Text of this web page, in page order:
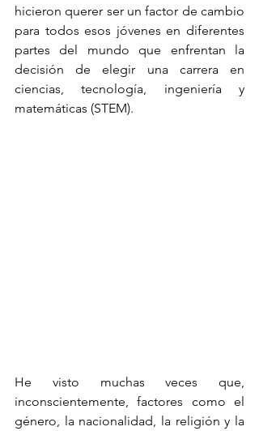
hicieron querer ser un factor de cambio
para todos esos jóvenes en diferentes
partes del mundo que enfrentan la
decisión de elegir una carrera en
ciencias, tecnología, ingeniería y
matemáticas (STEM).
He visto muchas veces que,
inconscientemente, factores como el
género, la nacionalidad, la religión y la